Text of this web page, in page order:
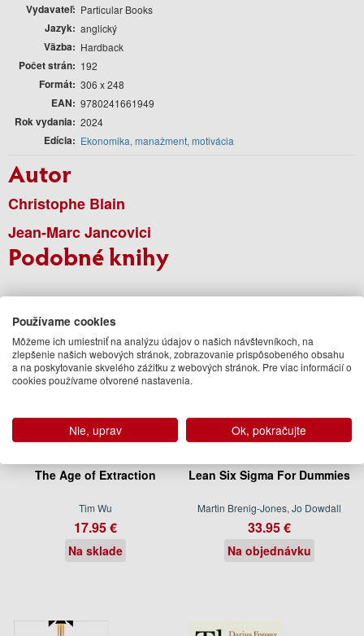
Vydavateľ Particular Books
Jazyk anglický
Väzba Hardback
Počet strán 192
Formát 306 x 248
EAN 9780241661949
Rok vydania 2024
Edícia Ekonomika, manažment, motivácia
Autor
Christophe Blain
Jean-Marc Jancovici
Podobné knihy
The Age of Extraction
Tim Wu
17.95 €
Na sklade
Lean Six Sigma For Dummies
Martin Brenig-Jones, Jo Dowdall
33.95 €
Na objednávku
Používame cookies
Môžeme ich umiestniť na analýzu údajov o našich návštevníkoch, na
zlepšenie našich webových stránok, zobrazovanie prispôsobeného obsahu
a na poskytovanie skvelého zážitku z webových stránok. Pre viac informácií o
cookies používame otvorené nastavenia.
Nie, uprav Ok, pokračujte